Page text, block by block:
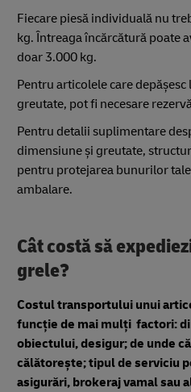
Fiecare piesă individuală nu
kg. Întreaga încărcătură poate
doar 3.000 kg.
Pentru articolele care
greutate, pot fi necesare
Pentru detalii suplimentare
dimensiune și greutate,
pentru protejarea bunurilor
ambalare.
Cât costă să
grele?
Costul transportului unui
funcție de mai mulți factori:
obiectului, desigur; de unde
călătorește; tipul de serviciu
asigurări, brokeraj vamal sau